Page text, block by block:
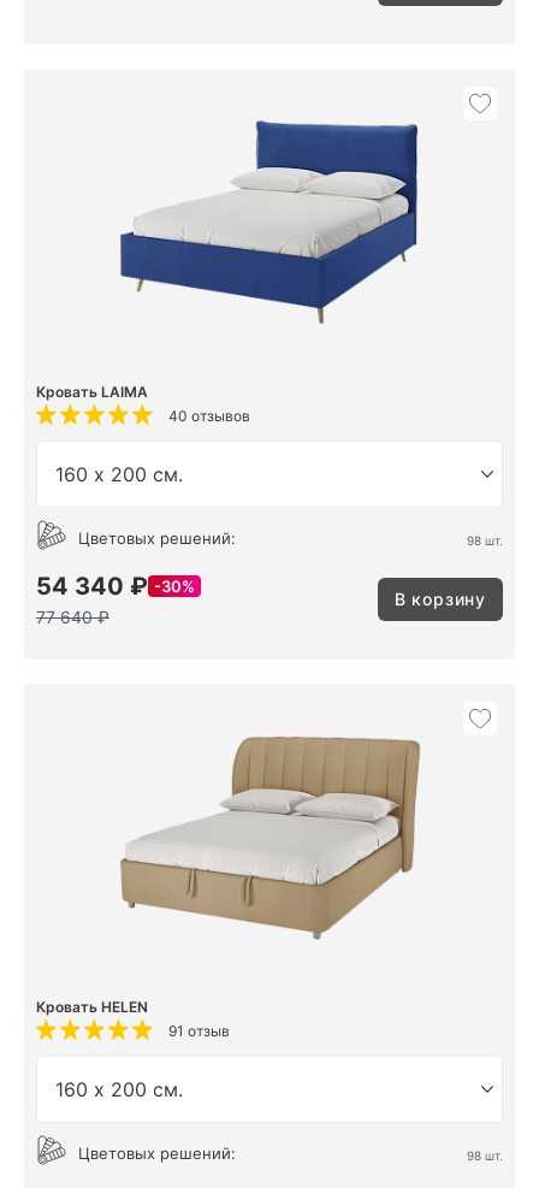
Кровать LAIMA
40 отзывов
Цветовых решений: 98 шт.
54 340 ₽ 30%
77 640 ₽
В корзину
Кровать HELEN
91 отзыв
Цветовых решений: 98 шт.